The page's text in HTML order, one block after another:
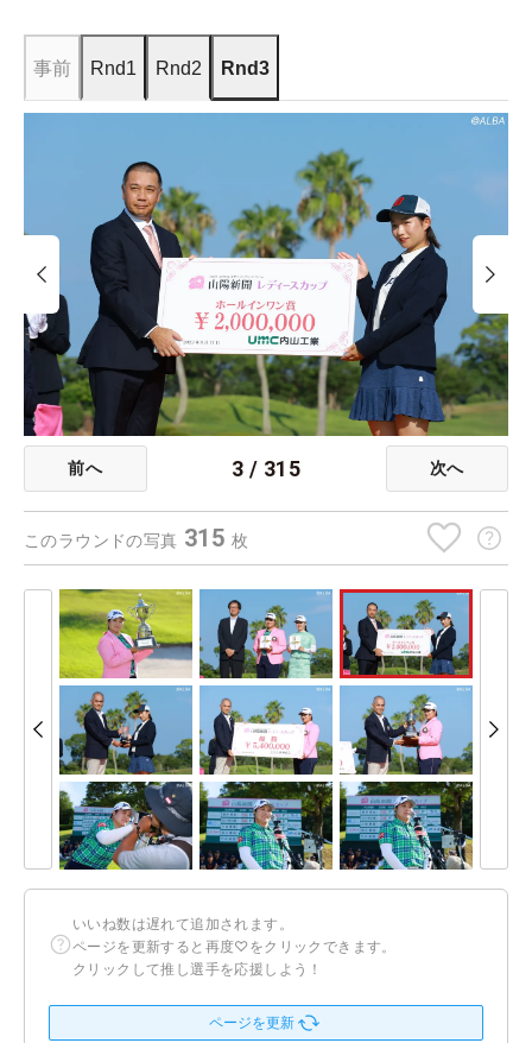
事前 Rnd1 Rnd2 Rnd3
前へ 3 / 315 次へ
このラウンドの写真 315 枚
いいね数は遅れて追加されます。
ページを更新すると再度♡をクリックできます。
クリックして推し選手を応援しよう！
ページを更新